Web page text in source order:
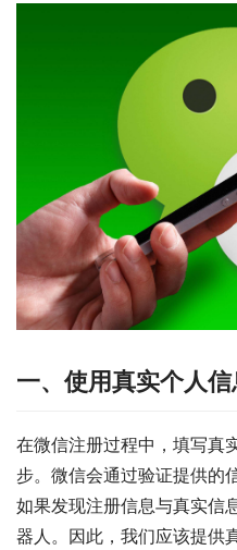
一、使用真实个人信
在微信注册过程中，填写真
步。微信会通过验证提供的
如果发现注册信息与真实信
器人。因此，我们应该提供